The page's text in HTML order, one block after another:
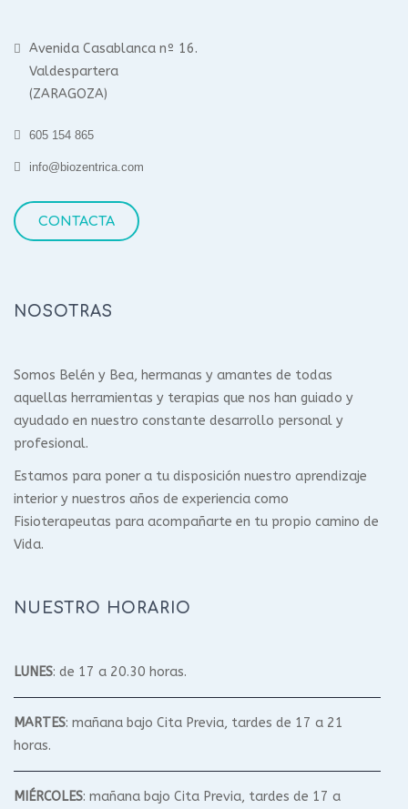
Avenida Casablanca nº 16.
Valdespartera
(ZARAGOZA)
605 154 865
info@biozentrica.com
CONTACTA
NOSOTRAS
Somos Belén y Bea, hermanas y amantes de todas
aquellas herramientas y terapias que nos han guiado y
ayudado en nuestro constante desarrollo personal y
profesional.
Estamos para poner a tu disposición nuestro aprendizaje
interior y nuestros años de experiencia como
Fisioterapeutas para acompañarte en tu propio camino de
Vida.
NUESTRO HORARIO
LUNES: de 17 a 20.30 horas.
MARTES: mañana bajo Cita Previa, tardes de 17 a 21
horas.
MIÉRCOLES: mañana bajo Cita Previa, tardes de 17 a